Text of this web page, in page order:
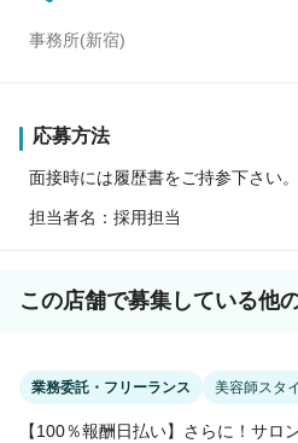
事務所(新宿)
応募方法
面接時には履歴書をご持参下さい。
担当者名：採用担当
この店舗で募集している他
業務委託・フリーランス 美容師スタ
【100％報酬日払い】さらに！サロ